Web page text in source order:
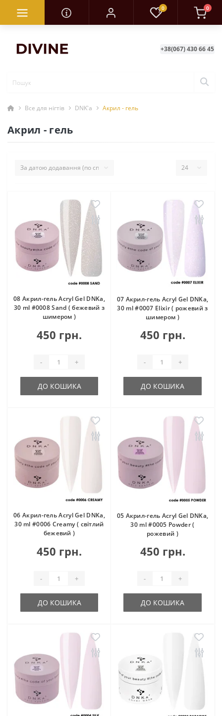
0 0
+38(067) 430 66 45
Все для нігтів DNK'a Акрил - гель
Акрил - гель
08 Акрил-гель Acryl Gel DNKa,
30 ml #0008 Sand ( бежевий з
шимером )
450 грн.
- +
ДО КОШИКА
07 Акрил-гель Acryl Gel DNKa,
30 ml #0007 Elixir ( рожевий з
шимером )
450 грн.
- +
ДО КОШИКА
06 Акрил-гель Acryl Gel DNKa,
30 ml #0006 Creamy ( світлий
бежевий )
450 грн.
- +
ДО КОШИКА
05 Акрил-гель Acryl Gel DNKa,
30 ml #0005 Powder (
рожевий )
450 грн.
- +
ДО КОШИКА